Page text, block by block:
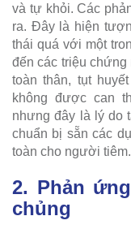
và tự khỏi. Các
ra. Đây là hiện
thái quá với một
đến các triệu
toàn thân, tụt
không được can
nhưng đây là lý do
chuẩn bị sẵn các
toàn cho người tiêm.
2. Phản
chủng